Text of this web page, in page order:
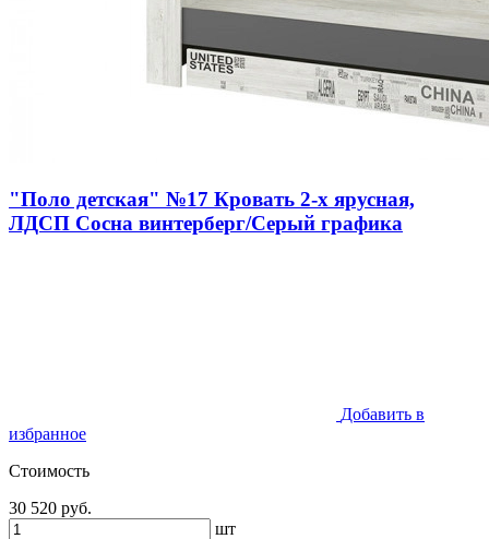
"Поло детская" №17 Кровать 2-х ярусная,
ЛДСП Сосна винтерберг/Серый графика
Добавить в
избранное
Стоимость
30 520 руб.
шт